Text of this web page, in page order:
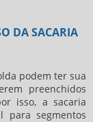
DA SACARIA
podem ter sua
preenchidos
isso, a sacaria
para segmentos